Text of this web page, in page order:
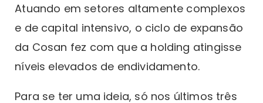
Atuando em setores altamente complexos
e de capital intensivo, o ciclo de expansão
da Cosan fez com que a holding atingisse
níveis elevados de endividamento.
Para se ter uma ideia, só nos últimos três